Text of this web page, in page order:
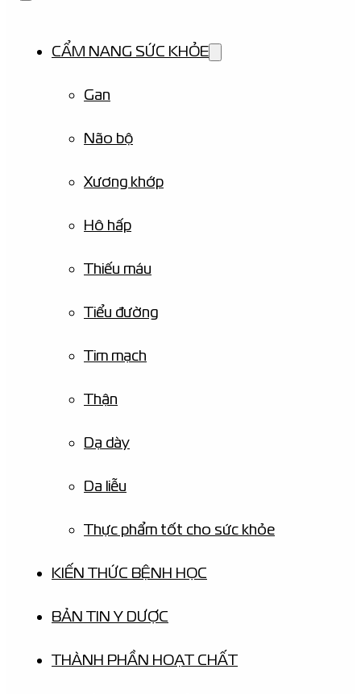
CẨM NANG SỨC KHỎE
Gan
Não bộ
Xương khớp
Hô hấp
Thiếu máu
Tiểu đường
Tim mạch
Thận
Dạ dày
Da liễu
Thực phẩm tốt cho sức khỏe
KIẾN THỨC BỆNH HỌC
BẢN TIN Y DƯỢC
THÀNH PHẦN HOẠT CHẤT